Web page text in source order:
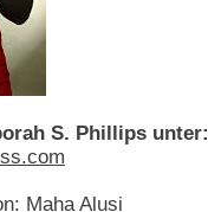
S. Phillips unter:
Maha Alusi